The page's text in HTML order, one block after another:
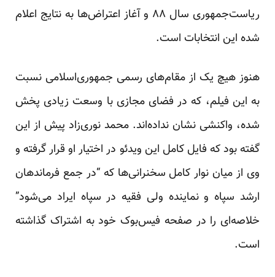
ریاست‌جمهوری سال ۸۸ و آغاز اعتراض‌ها به نتایج اعلام
شده این انتخابات است.
هنوز هیچ یک از مقام‌های رسمی جمهوری‌اسلامی نسبت
به این فیلم، که در فضای مجازی با وسعت زیادی پخش
شده، واکنشی نشان نداده‌اند. محمد نوری‌زاد پیش از این
گفته بود که فایل کامل این ویدئو در اختیار او قرار گرفته و
وی از میان نوار کامل سخنرانی‌ها که “در جمع فرماندهان
ارشد سپاه و نماینده ولی فقیه در سپاه ایراد می‌شود”
خلاصه‌ای را در صفحه فیس‌بوک خود به اشتراک گذاشته
است.